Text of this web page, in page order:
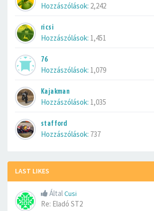
Hozzászólások: 2,242
ricsi
Hozzászólások: 1,451
76
Hozzászólások: 1,079
Kajakman
Hozzászólások: 1,035
stafford
Hozzászólások: 737
LAST LIKES
Által Cusi
Re: Eladó ST2